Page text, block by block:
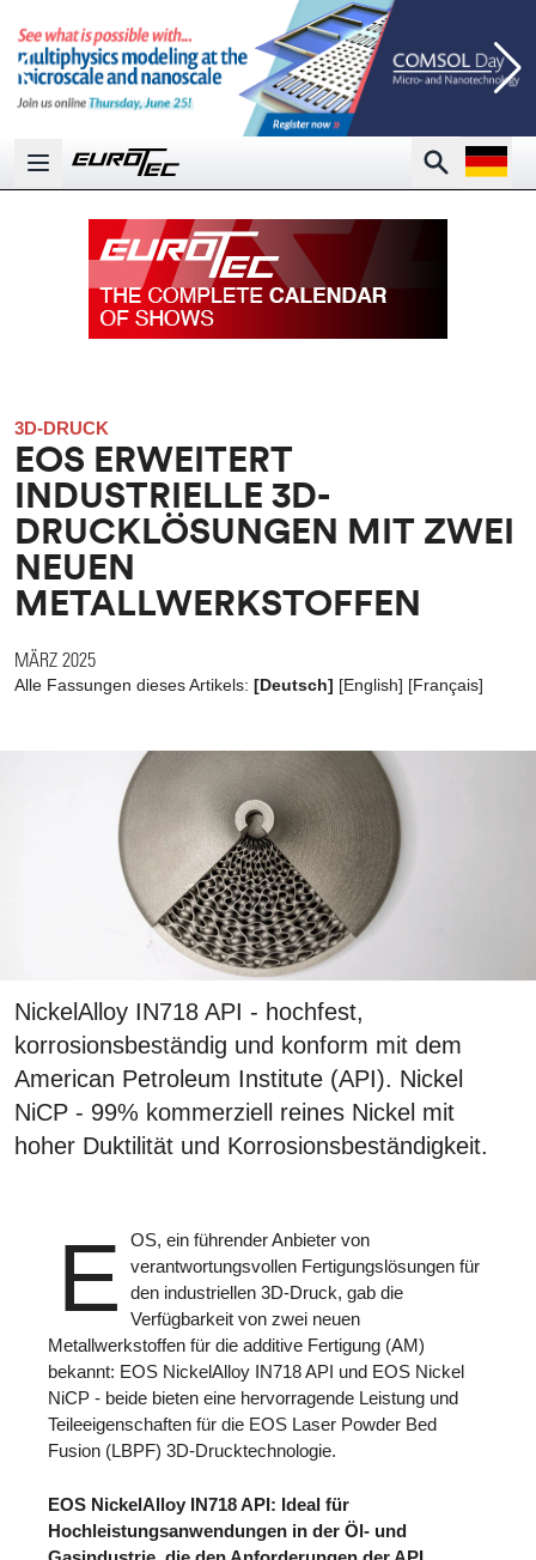
Open main menu
Search
Open
3D-DRUCK
EOS ERWEITERT
INDUSTRIELLE 3D-
DRUCKLÖSUNGEN MIT ZWEI
NEUEN
METALLWERKSTOFFEN
MÄRZ 2025
Alle Fassungen dieses Artikels: [Deutsch] [English] [Français]
NickelAlloy IN718 API - hochfest,
korrosionsbeständig und konform mit dem
American Petroleum Institute (API). Nickel
NiCP - 99% kommerziell reines Nickel mit
hoher Duktilität und Korrosionsbeständigkeit.
E
OS, ein führender Anbieter von
verantwortungsvollen Fertigungslösungen für
den industriellen 3D-Druck, gab die
Verfügbarkeit von zwei neuen
Metallwerkstoffen für die additive Fertigung (AM)
bekannt: EOS NickelAlloy IN718 API und EOS Nickel
NiCP - beide bieten eine hervorragende Leistung und
Teileeigenschaften für die EOS Laser Powder Bed
Fusion (LBPF) 3D-Drucktechnologie.
EOS NickelAlloy IN718 API: Ideal für
Hochleistungsanwendungen in der Öl- und